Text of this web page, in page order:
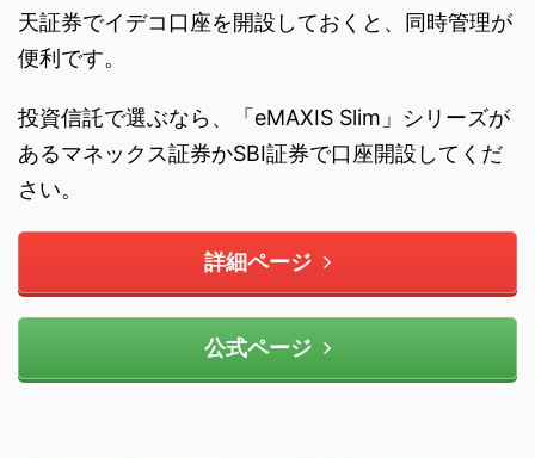
天証券でイデコ口座を開設しておくと、同時管理が
便利です。
投資信託で選ぶなら、「eMAXIS Slim」シリーズが
あるマネックス証券かSBI証券で口座開設してくだ
さい。
詳細ページ
公式ページ